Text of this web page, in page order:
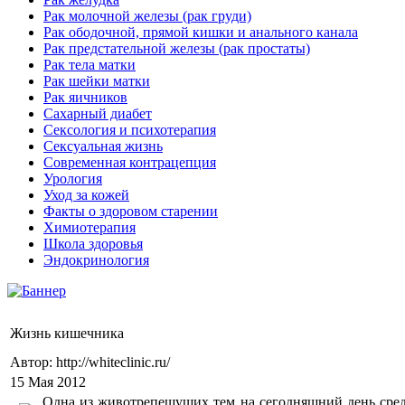
Рак молочной железы (рак груди)
Рак ободочной, прямой кишки и анального канала
Рак предстательной железы (рак простаты)
Рак тела матки
Рак шейки матки
Рак яичников
Сахарный диабет
Сексология и психотерапия
Сексуальная жизнь
Современная контрацепция
Урология
Уход за кожей
Факты о здоровом старении
Химиoтерапия
Школа здоровья
Эндокринология
Жизнь кишечника
Автор: http://whiteclinic.ru/
15 Мая 2012
Одна из животрепещущих тем на сегодняшний день